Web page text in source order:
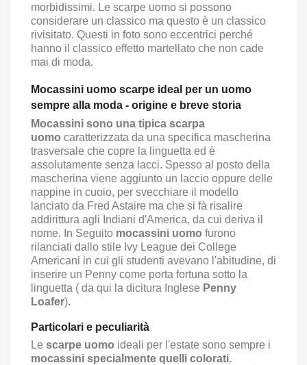
morbidissimi. Le scarpe uomo si possono
considerare un classico ma questo è un classico
rivisitato. Questi in foto sono eccentrici perché
hanno il classico effetto martellato che non cade
mai di moda.
Mocassini uomo scarpe ideal per un uomo
sempre alla moda - origine e breve storia
Mocassini sono una tipica scarpa
uomo caratterizzata da una specifica mascherina
trasversale che copre la linguetta ed è
assolutamente senza lacci. Spesso al posto della
mascherina viene aggiunto un laccio oppure delle
nappine in cuoio, per svecchiare il modello
lanciato da Fred Astaire ma che si fà risalire
addirittura agli Indiani d'America, da cui deriva il
nome. In Seguito mocassini uomo furono
rilanciati dallo stile Ivy League dei College
Americani in cui gli studenti avevano l'abitudine, di
inserire un Penny come porta fortuna sotto la
linguetta ( da qui la dicitura Inglese Penny
Loafer).
Particolari e peculiarità
Le scarpe uomo ideali per l'estate sono sempre i
mocassini specialmente quelli colorati.